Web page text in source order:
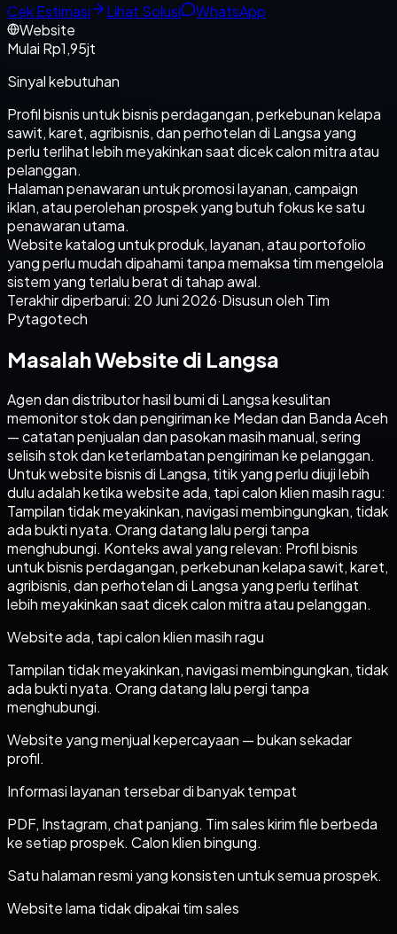
Cek Estimasi
Lihat Solusi
WhatsApp
Website
Mulai Rp1,95jt
Sinyal kebutuhan
Profil bisnis untuk bisnis perdagangan, perkebunan kelapa
sawit, karet, agribisnis, dan perhotelan di Langsa yang
perlu terlihat lebih meyakinkan saat dicek calon mitra atau
pelanggan.
Halaman penawaran untuk promosi layanan, campaign
iklan, atau perolehan prospek yang butuh fokus ke satu
penawaran utama.
Website katalog untuk produk, layanan, atau portofolio
yang perlu mudah dipahami tanpa memaksa tim mengelola
sistem yang terlalu berat di tahap awal.
Terakhir diperbarui: 20 Juni 2026·Disusun oleh Tim
Pytagotech
Masalah Website di Langsa
Agen dan distributor hasil bumi di Langsa kesulitan
memonitor stok dan pengiriman ke Medan dan Banda Aceh
— catatan penjualan dan pasokan masih manual, sering
selisih stok dan keterlambatan pengiriman ke pelanggan.
Untuk website bisnis di Langsa, titik yang perlu diuji lebih
dulu adalah ketika website ada, tapi calon klien masih ragu:
Tampilan tidak meyakinkan, navigasi membingungkan, tidak
ada bukti nyata. Orang datang lalu pergi tanpa
menghubungi. Konteks awal yang relevan: Profil bisnis
untuk bisnis perdagangan, perkebunan kelapa sawit, karet,
agribisnis, dan perhotelan di Langsa yang perlu terlihat
lebih meyakinkan saat dicek calon mitra atau pelanggan.
Website ada, tapi calon klien masih ragu
Tampilan tidak meyakinkan, navigasi membingungkan, tidak
ada bukti nyata. Orang datang lalu pergi tanpa
menghubungi.
Website yang menjual kepercayaan — bukan sekadar
profil.
Informasi layanan tersebar di banyak tempat
PDF, Instagram, chat panjang. Tim sales kirim file berbeda
ke setiap prospek. Calon klien bingung.
Satu halaman resmi yang konsisten untuk semua prospek.
Website lama tidak dipakai tim sales